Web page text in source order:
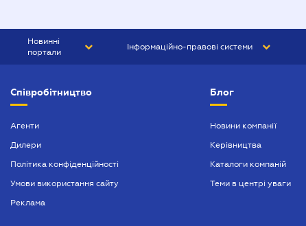
Новинні
портали
БІЗНЕС
Інформаційно-правові системи
БУХГАЛТЕР ПРОФ
Співробітництво
Агенти
Дилери
Політика конфіденційності
Умови використання сайту
Реклама
Блог
Новини компанії
Керівництва
Каталоги компаній
Теми в центрі уваги